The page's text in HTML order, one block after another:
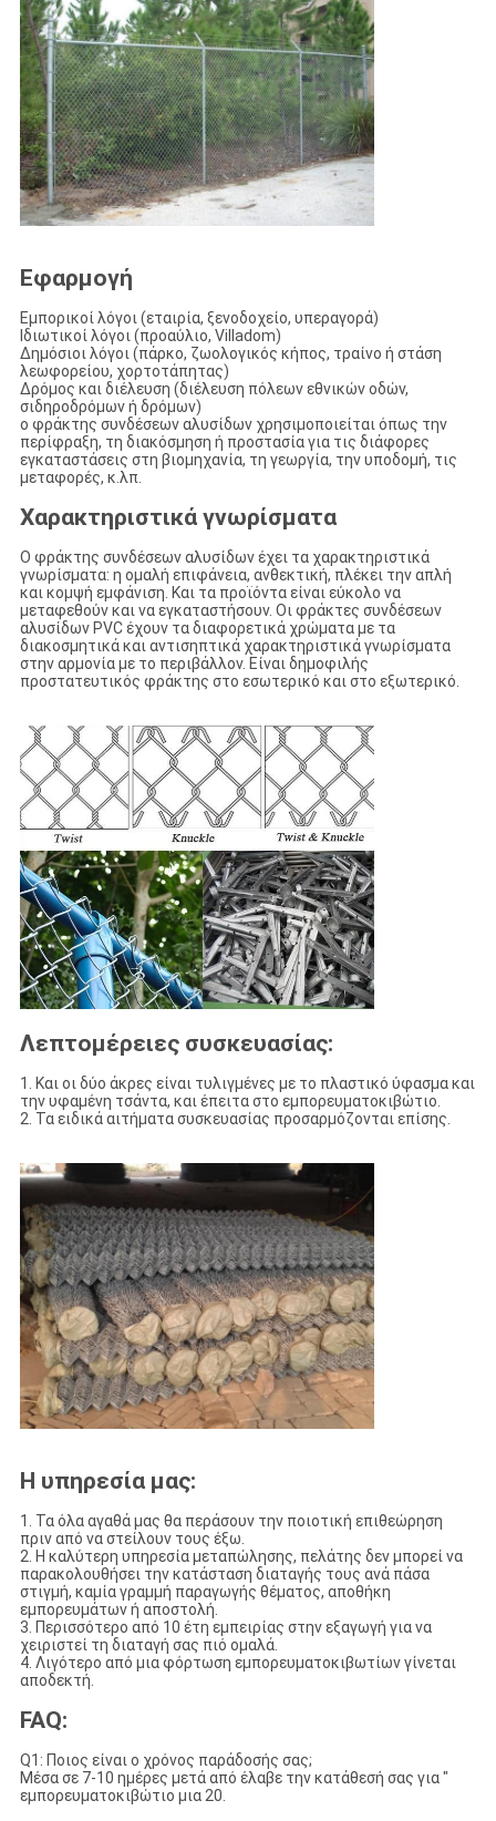
Εφαρμογή
Εμπορικοί λόγοι (εταιρία, ξενοδοχείο, υπεραγορά)
Ιδιωτικοί λόγοι (προαύλιο, Villadom)
Δημόσιοι λόγοι (πάρκο, ζωολογικός κήπος, τραίνο ή στάση
λεωφορείου, χορτοτάπητας)
Δρόμος και διέλευση (διέλευση πόλεων εθνικών οδών,
σιδηροδρόμων ή δρόμων)
ο φράκτης συνδέσεων αλυσίδων χρησιμοποιείται όπως την
περίφραξη, τη διακόσμηση ή προστασία για τις διάφορες
εγκαταστάσεις στη βιομηχανία, τη γεωργία, την υποδομή, τις
μεταφορές, κ.λπ.
Χαρακτηριστικά γνωρίσματα
Ο φράκτης συνδέσεων αλυσίδων έχει τα χαρακτηριστικά
γνωρίσματα: η ομαλή επιφάνεια, ανθεκτική, πλέκει την απλή
και κομψή εμφάνιση. Και τα προϊόντα είναι εύκολο να
μεταφεθούν και να εγκαταστήσουν. Οι φράκτες συνδέσεων
αλυσίδων PVC έχουν τα διαφορετικά χρώματα με τα
διακοσμητικά και αντισηπτικά χαρακτηριστικά γνωρίσματα
στην αρμονία με το περιβάλλον. Είναι δημοφιλής
προστατευτικός φράκτης στο εσωτερικό και στο εξωτερικό.
Λεπτομέρειες συσκευασίας:
1. Και οι δύο άκρες είναι τυλιγμένες με το πλαστικό ύφασμα και
την υφαμένη τσάντα, και έπειτα στο εμπορευματοκιβώτιο.
2. Τα ειδικά αιτήματα συσκευασίας προσαρμόζονται επίσης.
Η υπηρεσία μας:
1. Τα όλα αγαθά μας θα περάσουν την ποιοτική επιθεώρηση
πριν από να στείλουν τους έξω.
2. Η καλύτερη υπηρεσία μεταπώλησης, πελάτης δεν μπορεί να
παρακολουθήσει την κατάσταση διαταγής τους ανά πάσα
στιγμή, καμία γραμμή παραγωγής θέματος, αποθήκη
εμπορευμάτων ή αποστολή.
3. Περισσότερο από 10 έτη εμπειρίας στην εξαγωγή για να
χειριστεί τη διαταγή σας πιό ομαλά.
4. Λιγότερο από μια φόρτωση εμπορευματοκιβωτίων γίνεται
αποδεκτή.
FAQ:
Q1: Ποιος είναι ο χρόνος παράδοσής σας;
Μέσα σε 7-10 ημέρες μετά από έλαβε την κατάθεσή σας για "
εμπορευματοκιβώτιο μια 20.